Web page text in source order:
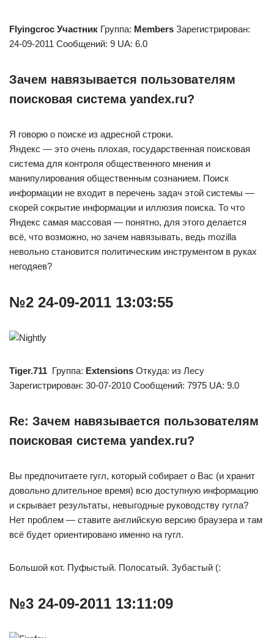
Flyingcroc Участник Группа: Members Зарегистрирован:
24-09-2011 Сообщений: 9 UA: 6.0
Зачем навязывается пользователям
поисковая система yandex.ru?
Я говорю о поиске из адресной строки.
Яндекс — это очень плохая, государственная поисковая
система для контроля общественного мнения и
манипулирования общественным сознанием. Поиск
информации не входит в перечень задач этой системы —
скорей сокрытие информации и иллюзия поиска. То что
Яндекс самая массовая — понятно, для этого делается
всё, что возможно, но зачем навязывать, ведь mozilla
невольно становится политическим инструментом в руках
негодяев?
№2 24-09-2011 13:03:55
Tiger.711 Группа: Extensions Откуда: из Лесу
Зарегистрирован: 30-07-2010 Сообщений: 7975 UA: 9.0
Re: Зачем навязывается пользователям
поисковая система yandex.ru?
Вы предпочитаете гугл, который собирает о Вас (и хранит
довольно длительное время) всю доступную информацию
и скрывает результаты, невыгодные руководству гугла?
Нет проблем — ставите английскую версию браузера и там
всё будет ориентировано именно на гугл.
Большой кот. Пуфыстый. Полосатый. Зубастый (:
№3 24-09-2011 13:11:09